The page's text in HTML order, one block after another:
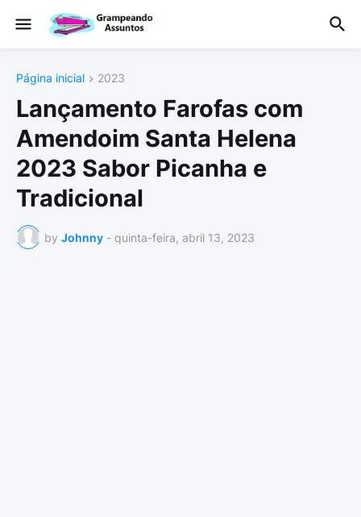
Página inicial 2023
Lançamento Farofas com
Amendoim Santa Helena
2023 Sabor Picanha e
Tradicional
by Johnny - quinta-feira, abril 13, 2023